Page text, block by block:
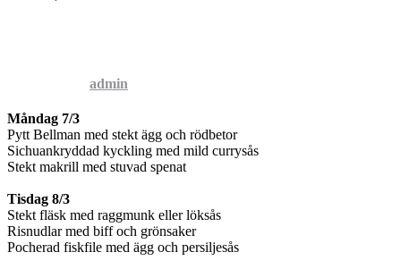
admin
Måndag 7/3
Pytt Bellman med stekt ägg och rödbetor
Sichuankryddad kyckling med mild currysås
Stekt makrill med stuvad spenat
Tisdag 8/3
Stekt fläsk med raggmunk eller löksås
Risnudlar med biff och grönsaker
Pocherad fiskfile med ägg och persiljesås